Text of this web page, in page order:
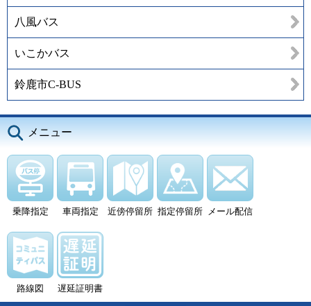
八風バス
いこかバス
鈴鹿市C-BUS
メニュー
乗降指定 車両指定 近傍停留所 指定停留所 メール配信
路線図 遅延証明書